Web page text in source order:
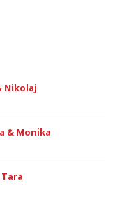
Nikolaj
& Monika